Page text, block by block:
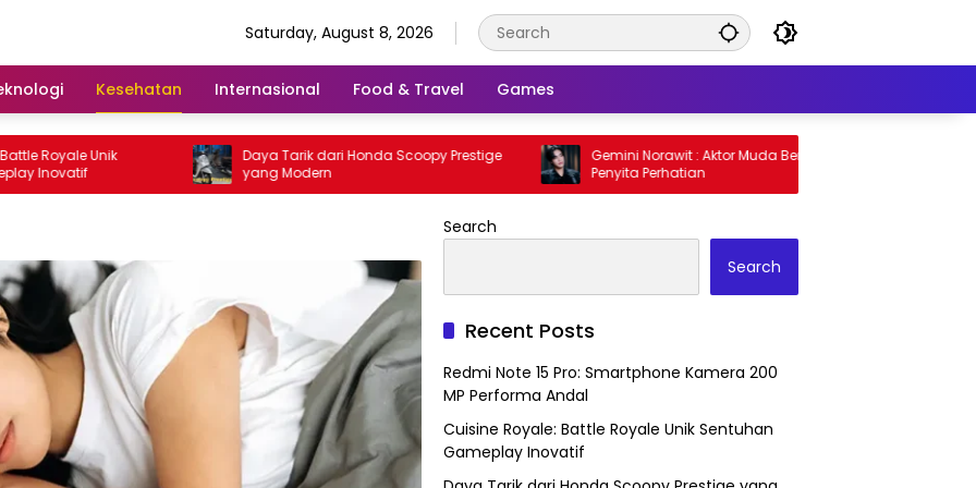
Saturday, August 8, 2026
Kesehatan Internasional Food & Travel Games
Unik
Daya Tarik dari Honda Scoopy Prestige
yang Modern
Gemini Norawit : Aktor Muda Berbakat
Penyita Perhatian
Search
Search
Recent Posts
Redmi Note 15 Pro: Smartphone Kamera 200
MP Performa Andal
Cuisine Royale: Battle Royale Unik Sentuhan
Gameplay Inovatif